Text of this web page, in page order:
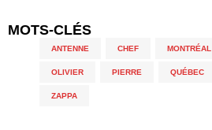
MOTS-CLÉS
ANTENNE CHEF MONTRÉAL
OLIVIER PIERRE QUÉBEC
ZAPPA